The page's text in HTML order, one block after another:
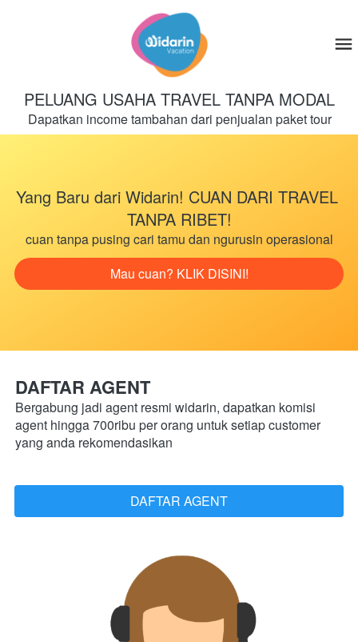
PELUANG USAHA TRAVEL TANPA MODAL
Dapatkan income tambahan dari penjualan paket tour
Yang Baru dari Widarin! CUAN DARI TRAVEL
TANPA RIBET!
cuan tanpa pusing cari tamu dan ngurusin operasional
`Mau cuan? KLIK DISINI!
DAFTAR AGENT
Bergabung jadi agent resmi widarin, dapatkan komisi
agent hingga 700ribu per orang untuk setiap customer
yang anda rekomendasikan
`DAFTAR AGENT